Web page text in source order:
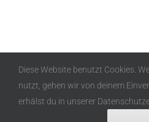
Copyright
Datenschutz|
Diese Website benutzt Cookies.
nutzt, gehen wir von deinem
erhälst du in unserer